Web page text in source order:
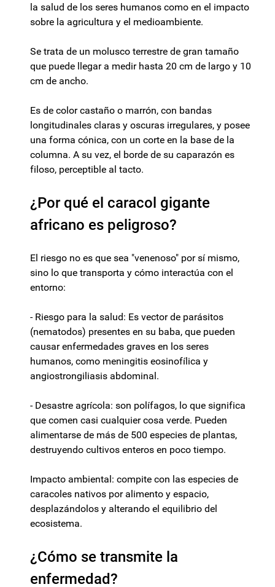
la salud de los seres humanos como en el impacto
sobre la agricultura y el medioambiente.
Se trata de un molusco terrestre de gran tamaño
que puede llegar a medir hasta 20 cm de largo y 10
cm de ancho.
Es de color castaño o marrón, con bandas
longitudinales claras y oscuras irregulares, y posee
una forma cónica, con un corte en la base de la
columna. A su vez, el borde de su caparazón es
filoso, perceptible al tacto.
¿Por qué el caracol gigante
africano es peligroso?
El riesgo no es que sea "venenoso" por sí mismo,
sino lo que transporta y cómo interactúa con el
entorno:
- Riesgo para la salud: Es vector de parásitos
(nematodos) presentes en su baba, que pueden
causar enfermedades graves en los seres
humanos, como meningitis eosinofílica y
angiostrongiliasis abdominal.
- Desastre agrícola: son polífagos, lo que significa
que comen casi cualquier cosa verde. Pueden
alimentarse de más de 500 especies de plantas,
destruyendo cultivos enteros en poco tiempo.
Impacto ambiental: compite con las especies de
caracoles nativos por alimento y espacio,
desplazándolos y alterando el equilibrio del
ecosistema.
¿Cómo se transmite la
enfermedad?